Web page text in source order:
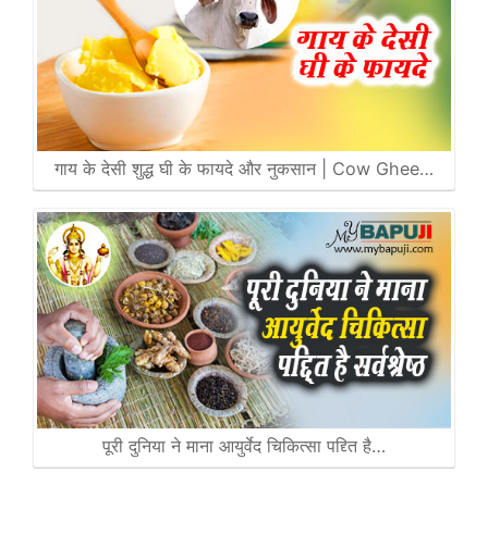
गाय के देसी शुद्ध घी के फायदे और नुकसान | Cow Ghee…
पूरी दुनिया ने माना आयुर्वेद चिकित्सा पद्द्ति है…